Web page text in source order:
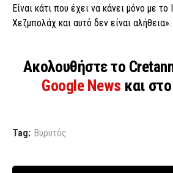
Είναι κάτι που έχει να κάνει μόνο με το
Χεζμπολάχ και αυτό δεν είναι αλήθεια».
Ακολουθήστε το
Google News και στο
Tag: Βυρυτός